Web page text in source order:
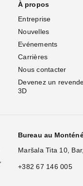
À propos
Entreprise
Nouvelles
Evénements
Carrières
Nous contacter
Devenez un
3D
Bureau au
Maršala Tita 10,
+382 67 146 005